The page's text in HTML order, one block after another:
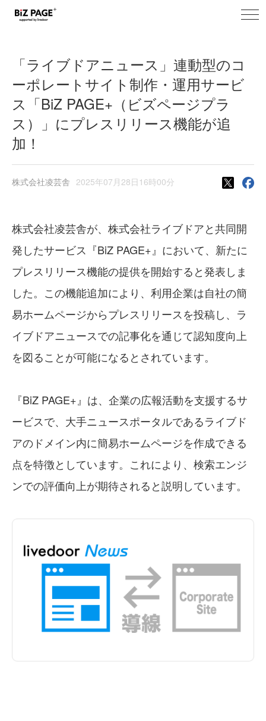
toggle
「ライブドアニュース」連動型のコ
ーポレートサイト制作・運用サービ
ス「BiZ PAGE+（ビズページプラ
ス）」にプレスリリース機能が追
加！
株式会社凌芸舎 2025年07月28日16時00分
株式会社凌芸舎が、株式会社ライブドアと共同開
発したサービス『BiZ PAGE+』において、新たに
プレスリリース機能の提供を開始すると発表しま
した。この機能追加により、利用企業は自社の簡
易ホームページからプレスリリースを投稿し、ラ
イブドアニュースでの記事化を通じて認知度向上
を図ることが可能になるとされています。
『BiZ PAGE+』は、企業の広報活動を支援するサ
ービスで、大手ニュースポータルであるライブド
アのドメイン内に簡易ホームページを作成できる
点を特徴としています。これにより、検索エンジ
ンでの評価向上が期待されると説明しています。